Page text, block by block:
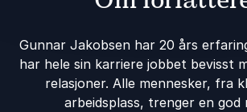
Gunnar Jakobsen har 20 års
har hele sin karriere jobbet bevisst
relasjoner. Alle mennesker, fra
arbeidsplass, trenger en god